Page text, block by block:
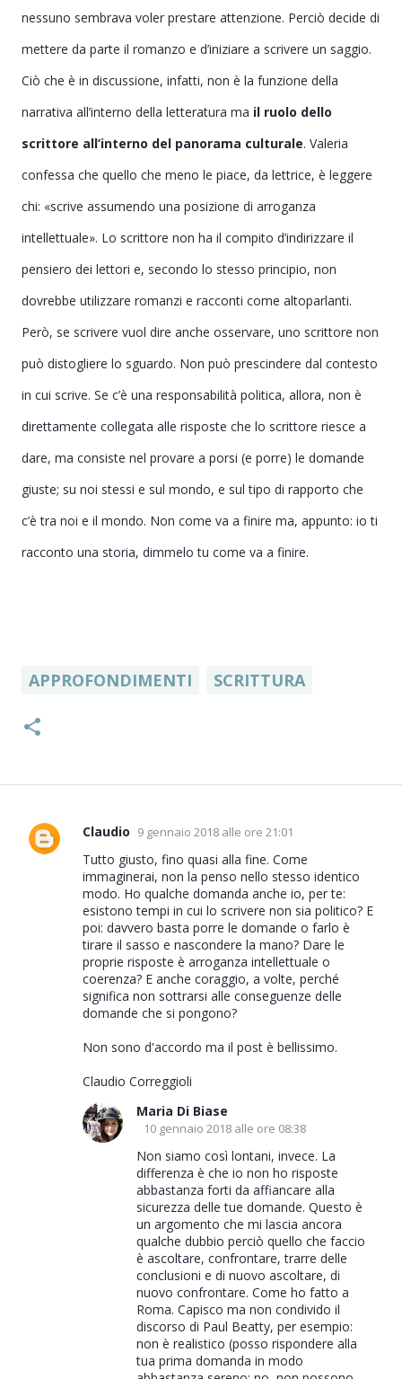
nessuno sembrava voler prestare attenzione. Perciò decide di
mettere da parte il romanzo e d’iniziare a scrivere un saggio.
Ciò che è in discussione, infatti, non è la funzione della
narrativa all’interno della letteratura ma il ruolo dello
scrittore all’interno del panorama culturale. Valeria
confessa che quello che meno le piace, da lettrice, è leggere
chi: «scrive assumendo una posizione di arroganza
intellettuale». Lo scrittore non ha il compito d’indirizzare il
pensiero dei lettori e, secondo lo stesso principio, non
dovrebbe utilizzare romanzi e racconti come altoparlanti.
Però, se scrivere vuol dire anche osservare, uno scrittore non
può distogliere lo sguardo. Non può prescindere dal contesto
in cui scrive. Se c’è una responsabilità politica, allora, non è
direttamente collegata alle risposte che lo scrittore riesce a
dare, ma consiste nel provare a porsi (e porre) le domande
giuste; su noi stessi e sul mondo, e sul tipo di rapporto che
c’è tra noi e il mondo. Non come va a finire ma, appunto: io ti
racconto una storia, dimmelo tu come va a finire.
APPROFONDIMENTI SCRITTURA
C
Claudio 9 gennaio 2018 alle ore 21:01
Tutto giusto, fino quasi alla fine. Come
immaginerai, non la penso nello stesso identico
modo. Ho qualche domanda anche io, per te:
esistono tempi in cui lo scrivere non sia politico? E
poi: davvero basta porre le domande o farlo è
tirare il sasso e nascondere la mano? Dare le
proprie risposte è arroganza intellettuale o
coerenza? E anche coraggio, a volte, perché
significa non sottrarsi alle conseguenze delle
domande che si pongono?
Non sono d'accordo ma il post è bellissimo.
Claudio Correggioli
Maria Di Biase
10 gennaio 2018 alle ore 08:38
Non siamo così lontani, invece. La
differenza è che io non ho risposte
abbastanza forti da affiancare alla
sicurezza delle tue domande. Questo è
un argomento che mi lascia ancora
qualche dubbio perciò quello che faccio
è ascoltare, confrontare, trarre delle
conclusioni e di nuovo ascoltare, di
nuovo confrontare. Come ho fatto a
Roma. Capisco ma non condivido il
discorso di Paul Beatty, per esempio:
non è realistico (posso rispondere alla
tua prima domanda in modo